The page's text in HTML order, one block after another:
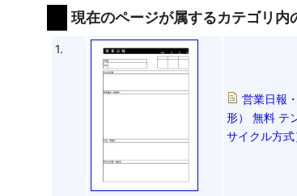
現在のページが属するカテゴリ内
1.
営業日報
形） 無料 テ
サイクル方式